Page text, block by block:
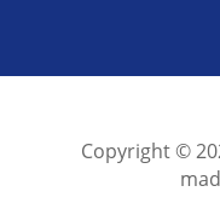
Copyright ©